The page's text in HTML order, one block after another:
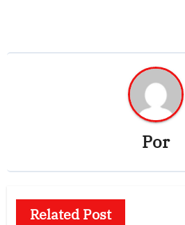
Por
Related Post